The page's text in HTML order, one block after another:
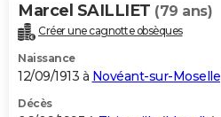
Marcel SAILLIET (79 ans)
Créer une cagnotte obsèques
Naissance
12/09/1913 à Novéant-sur-Moselle
Décès